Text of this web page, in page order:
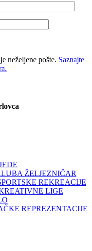
neželjene pošte. Saznajte
ŽELJEZNIČAR
REKREACIJE
LIGE
REPREZENTACIJE